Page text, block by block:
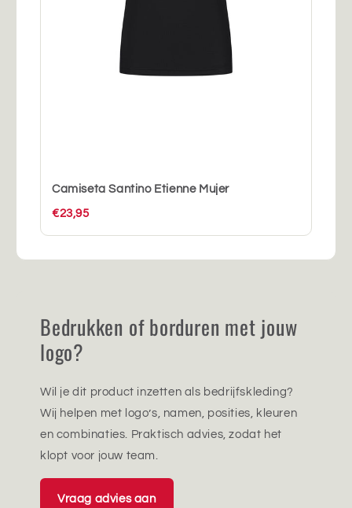
Camiseta Santino Etienne Mujer
€23,95
Bedrukken of borduren met jouw
logo?
Wil je dit product inzetten als bedrijfskleding?
Wij helpen met logo’s, namen, posities, kleuren
en combinaties. Praktisch advies, zodat het
klopt voor jouw team.
Vraag advies aan